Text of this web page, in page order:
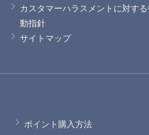
カスタマーハラスメントに対す
動指針
サイトマップ
ポイント購入方法